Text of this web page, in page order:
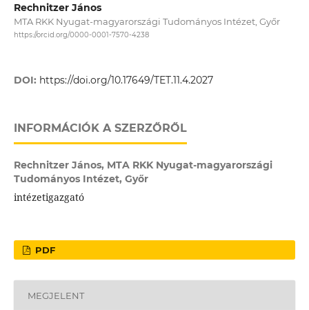
Rechnitzer János
MTA RKK Nyugat-magyarországi Tudományos Intézet, Győr
https://orcid.org/0000-0001-7570-4238
DOI: https://doi.org/10.17649/TET.11.4.2027
INFORMÁCIÓK A SZERZŐRŐL
Rechnitzer János, MTA RKK Nyugat-magyarországi
Tudományos Intézet, Győr
intézetigazgató
PDF
MEGJELENT